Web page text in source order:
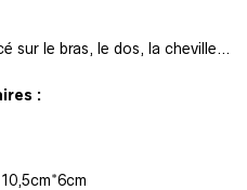
sur le bras, le dos, la cheville…
: